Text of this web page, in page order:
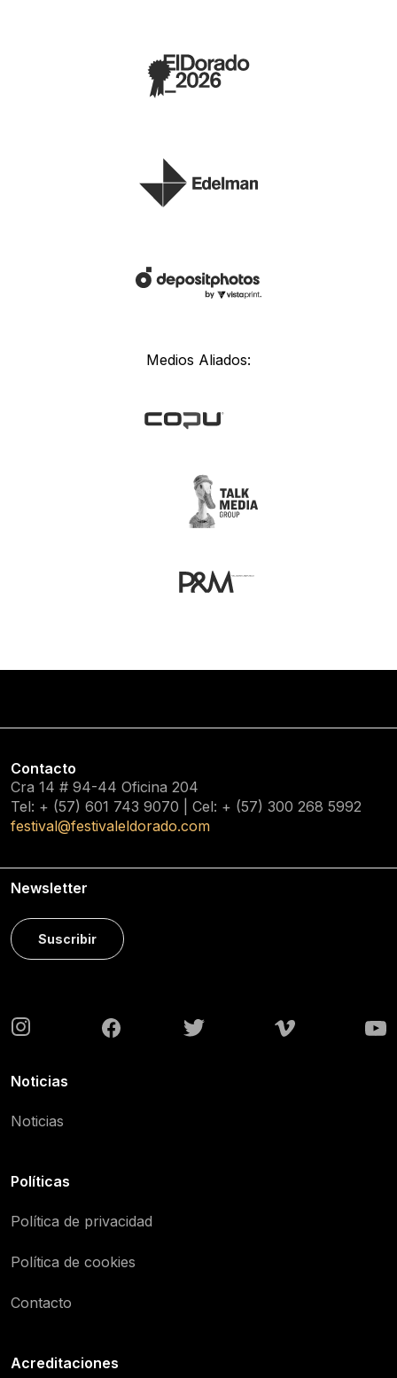
Medios Aliados:
Contacto
Cra 14 # 94-44 Oficina 204
Tel: + (57) 601 743 9070 | Cel: + (57) 300 268 5992
festival@festivaleldorado.com
Newsletter
Suscribir
Noticias
Noticias
Políticas
Política de privacidad
Política de cookies
Contacto
Acreditaciones